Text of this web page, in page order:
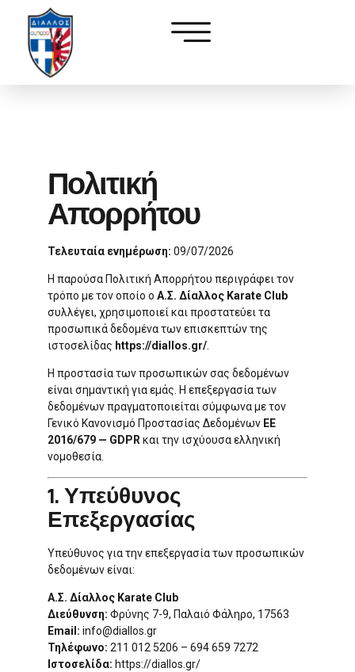
Πολιτική
Απορρήτου
Τελευταία ενημέρωση: 09/07/2026
Η παρούσα Πολιτική Απορρήτου περιγράφει τον
τρόπο με τον οποίο ο Α.Σ. Δίαλλος Karate Club
συλλέγει, χρησιμοποιεί και προστατεύει τα
προσωπικά δεδομένα των επισκεπτών της
ιστοσελίδας https://diallos.gr/
Η προστασία των προσωπικών σας δεδομένων
είναι σημαντική για εμάς. Η επεξεργασία των
δεδομένων πραγματοποιείται σύμφωνα με τον
Γενικό Κανονισμό Προστασίας Δεδομένων ΕΕ
2016/679 — GDPRκαι την ισχύουσα ελληνική
νομοθεσία.
1. Υπεύθυνος
Επεξεργασίας
Υπεύθυνος για την επεξεργασία των προσωπικών
δεδομένων είναι:
Α.Σ. Δίαλλος Karate Club
Διεύθυνση: Φρύνης 7-9, Παλαιό Φάληρο, 17563
Email: info@diallos.gr
Τηλέφωνο: 211 012 5206 – 694 659 7272
Ιστοσελίδα: https://diallos.gr/